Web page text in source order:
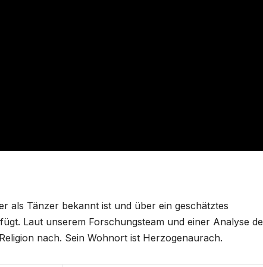
als Tänzer bekannt ist und über ein geschätztes
Laut unserem Forschungsteam und einer Analyse
nach. Sein Wohnort ist Herzogenaurach.